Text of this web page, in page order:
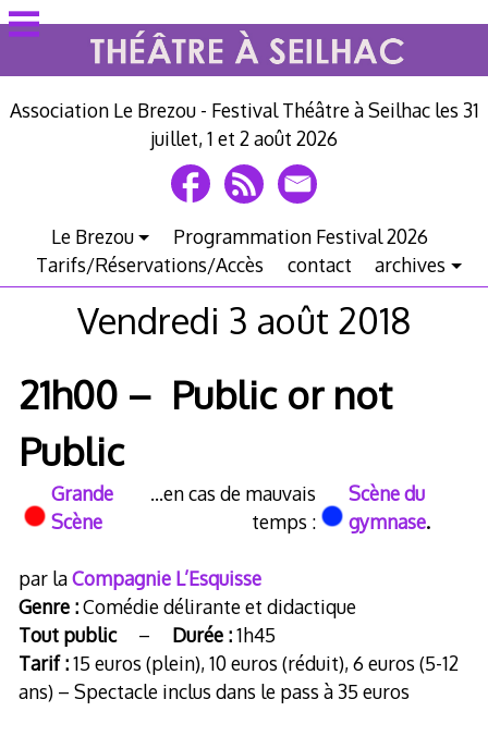
Voir
le
Association Le Brezou - Festival Théâtre à Seilhac les 31
juillet, 1 et 2 août 2026
Le Brezou
Programmation Festival 2026
Tarifs/Réservations/Accès
contact archives
Vendredi 3 août 2018
21h00 – Public or not
Public
Grande
Scène
…en cas de mauvais
temps :
Scène du
gymnase.
par laCompagnie L’Esquisse
Genre :Comédie délirante et didactique
Tout public– Durée :1h45
Tarif :15 euros (plein), 10 euros (réduit), 6 euros (5-12
ans) – Spectacle inclus dans le pass à 35 euros